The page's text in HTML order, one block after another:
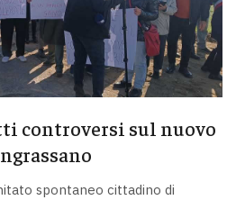
controversi sul nuovo
spontaneo cittadino di